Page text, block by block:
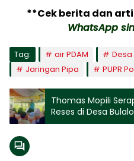
**Cek berita dan
WhatsApp
Tag: air PDAM
Jaringan Pipa
PUPR
Thomas Mopili
Reses di Desa Bulalo